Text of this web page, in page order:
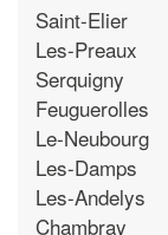
Saint-Elier
Les-Preaux
Serquigny
Feuguerolles
Le-Neubourg
Les-Damps
Les-Andelys
Chambray